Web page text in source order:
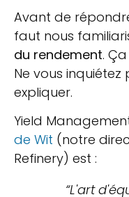
Avant de
faut nous
du rendement.
Ne vous inquiétez
expliquer.
Yield
de Wit (notre
Refinery) est :
“L'art